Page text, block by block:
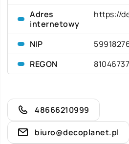
Adres
internetowy
https://
NIP
REGON
81046737
48666210999
biuro@decoplanet.pl